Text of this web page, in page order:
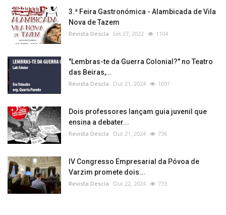
3.ª Feira Gastronómica - Alambicada de Vila
Nova de Tazem
Revista Descla Set 27, 2022 1104
"Lembras-te da Guerra Colonial?" no Teatro
das Beiras,...
Revista Descla Out 21, 2024 1091
Dois professores lançam guia juvenil que
ensina a debater...
Revista Descla Out 21, 2024 736
IV Congresso Empresarial da Póvoa de
Varzim promete dois...
Revista Descla Out 22, 2024 733